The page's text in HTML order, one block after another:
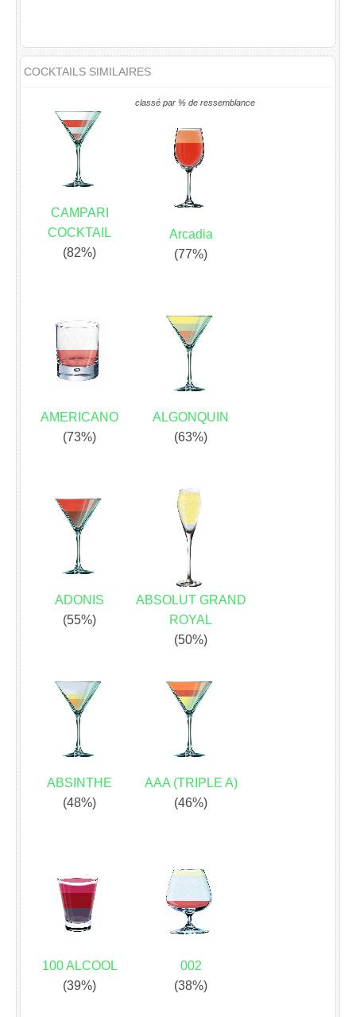
COCKTAILS SIMILAIRES
classé par % de ressemblance
CAMPARI
COCKTAIL
(82%)
Arcadia
(77%)
AMERICANO
(73%)
ALGONQUIN
(63%)
ADONIS
(55%)
ABSOLUT GRAND
ROYAL
(50%)
ABSINTHE
(48%)
AAA (TRIPLE A)
(46%)
100 ALCOOL
(39%)
002
(38%)